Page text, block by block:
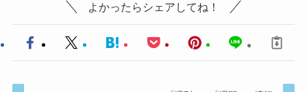
よかったらシェアしてね！